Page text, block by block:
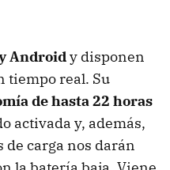
Androidy disponen
tiempo real. Su
de hasta 22 horas
activada y, además,
de carga nos darán